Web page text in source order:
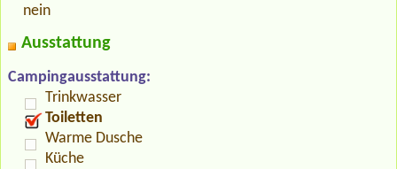
nein
Ausstattung
Campingausstattung:
Trinkwasser
Toiletten
Warme Dusche
Küche